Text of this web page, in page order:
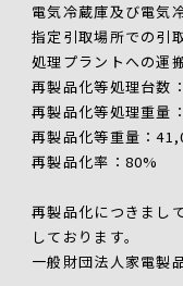
電気冷蔵庫及び電気
指定引取場所での引
処理プラントへの運
再製品化等処理台数
再製品化等処理重量
再製品化等重量：
再製品化率：80%
再製品化につきまし
しております。
一般財団法人家電製